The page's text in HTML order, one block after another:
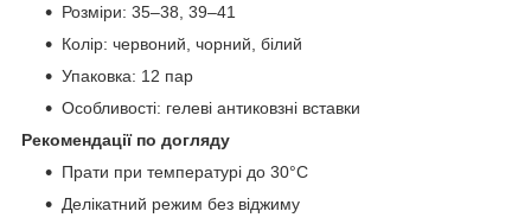
Розміри: 35–38, 39–41
Колір: червоний, чорний, білий
Упаковка: 12 пар
Особливості: гелеві антиковзні вставки
Рекомендації по догляду
Прати при температурі до 30°C
Делікатний режим без віджиму